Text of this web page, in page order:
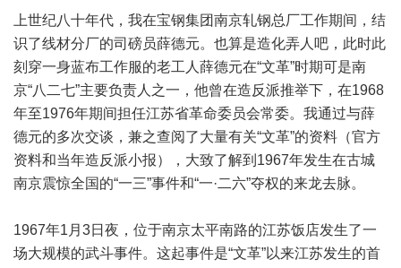
上世纪八十年代，我在宝钢集团南京轧钢总厂工作期间，结
识了线材分厂的司磅员薛德元。也算是造化弄人吧，此时此
刻穿一身蓝布工作服的老工人薛德元在“文革”时期可是南
京“八二七”主要负责人之一，他曾在造反派推举下，在1968
年至1976年期间担任江苏省革命委员会常委。我通过与薛
德元的多次交谈，兼之查阅了大量有关“文革”的资料（官方
资料和当年造反派小报），大致了解到1967年发生在古城
南京震惊全国的“一三”事件和“一·二六”夺权的来龙去脉。
1967年1月3日夜，位于南京太平南路的江苏饭店发生了一
场大规模的武斗事件。这起事件是“文革”以来江苏发生的首